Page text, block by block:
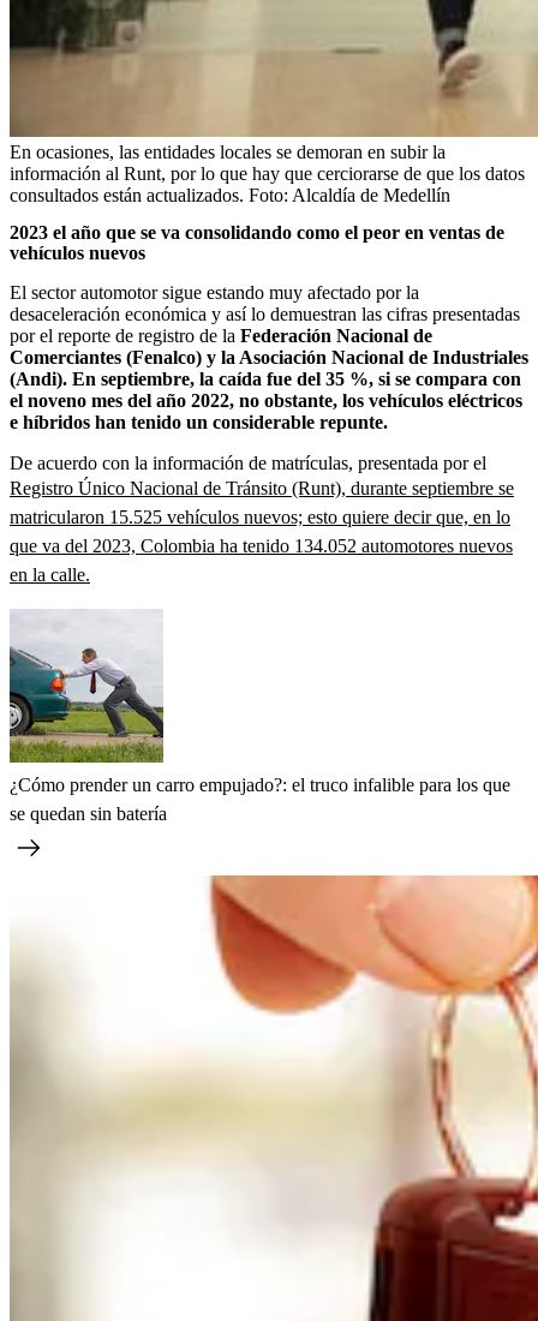
En ocasiones, las entidades locales se demoran en subir la
información al Runt, por lo que hay que cerciorarse de que los datos
consultados están actualizados. Foto: Alcaldía de Medellín
2023 el año que se va consolidando como el peor en ventas de
vehículos nuevos
El sector automotor sigue estando muy afectado por la
desaceleración económica y así lo demuestran las cifras presentadas
por el reporte de registro de la Federación Nacional de
Comerciantes (Fenalco) y la Asociación Nacional de Industriales
(Andi). En septiembre, la caída fue del 35 %, si se compara con
el noveno mes del año 2022, no obstante, los vehículos eléctricos
e híbridos han tenido un considerable repunte.
De acuerdo con la información de matrículas, presentada por el
Registro Único Nacional de Tránsito (Runt), durante septiembre se
matricularon 15.525 vehículos nuevos; esto quiere decir que, en lo
que va del 2023, Colombia ha tenido 134.052 automotores nuevos
en la calle.
¿Cómo prender un carro empujado?: el truco infalible para los que
se quedan sin batería